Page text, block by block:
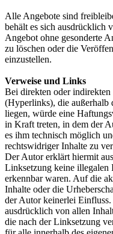
Alle Angebote sind
behält es sich ausdrücklich
Angebot ohne gesonderte
zu löschen oder die
einzustellen.
Verweise und Links
Bei direkten oder indirekten
(Hyperlinks), die außerhalb
liegen, würde eine
in Kraft treten, in dem der
es ihm technisch möglich
rechtswidriger Inhalte zu
Der Autor erklärt hiermit
Linksetzung keine illegalen
erkennbar waren. Auf die
Inhalte oder die
der Autor keinerlei
ausdrücklich von allen
die nach der Linksetzung